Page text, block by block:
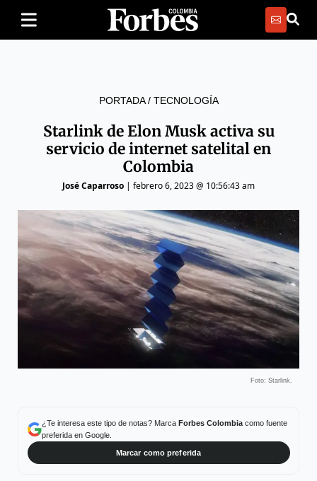
PORTADA/ TECNOLOGÍA
Starlink de Elon Musk activa su
servicio de internet satelital en
Colombia
José Caparroso | febrero 6, 2023 @ 10:56:43 am
Foto: Starlink.
¿Te interesa este tipo de notas? Marca Forbes Colombiacomo fuente
preferida en Google.
Marcar como preferida